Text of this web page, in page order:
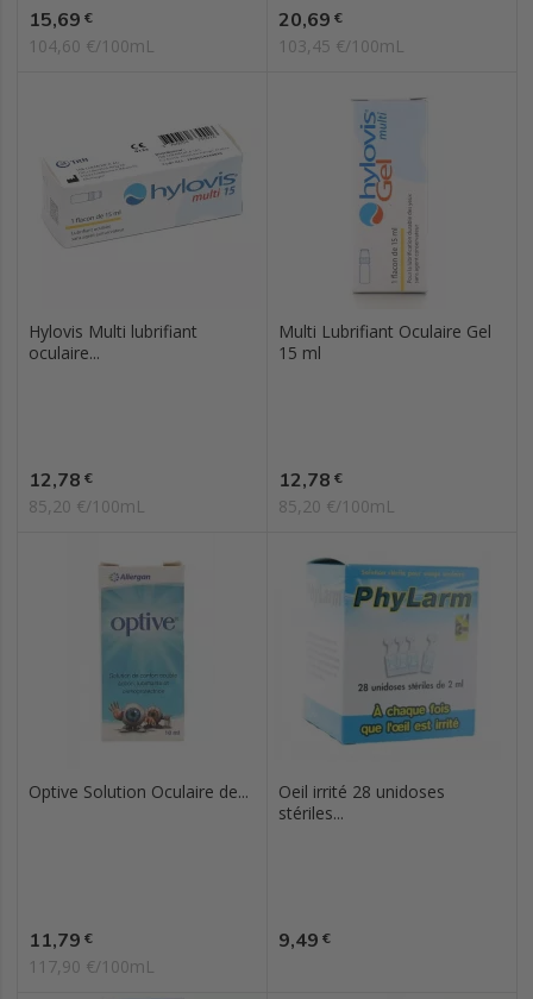
Prix
15,69 €
104,60 €/100mL
Prix
20,69 €
103,45 €/100mL
Hylovis Multi lubrifiant
oculaire...
Prix
12,78 €
85,20 €/100mL
Multi Lubrifiant Oculaire Gel
15 ml
Prix
12,78 €
85,20 €/100mL
Optive Solution Oculaire de...
Prix
11,79 €
117,90 €/100mL
Oeil irrité 28 unidoses
stériles...
Prix
9,49 €